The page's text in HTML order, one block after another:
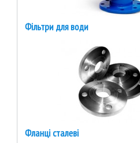
Фільтри для води
Фланці сталеві